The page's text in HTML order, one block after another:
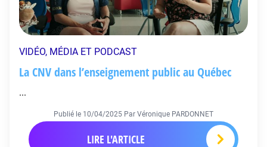
VIDÉO, MÉDIA ET PODCAST
La CNV dans l’enseignement public au Québec
...
Publié le 10/04/2025 Par Véronique PARDONNET
LIRE L'ARTICLE